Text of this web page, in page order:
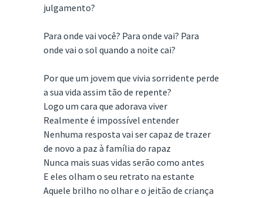
julgamento?
Para onde vai você? Para onde vai? Para
onde vai o sol quando a noite cai?
Por que um jovem que vivia sorridente perde
a sua vida assim tão de repente?
Logo um cara que adorava viver
Realmente é impossível entender
Nenhuma resposta vai ser capaz de trazer
de novo a paz à família do rapaz
Nunca mais suas vidas serão como antes
E eles olham o seu retrato na estante
Aquele brilho no olhar e o jeitão de criança